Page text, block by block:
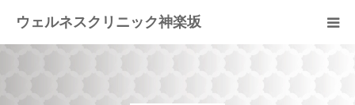
ウェルネスクリニック神楽坂